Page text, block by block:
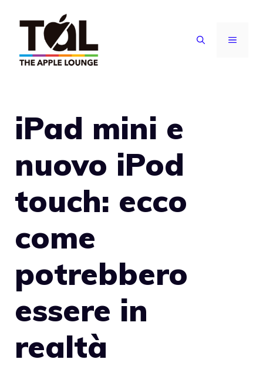
contenuto
MENU
iPad mini e
nuovo iPod
touch: ecco
come
potrebbero
essere in
realtà